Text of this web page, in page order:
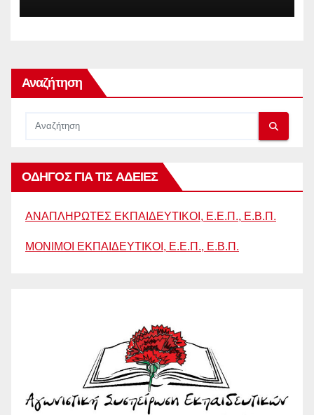
ΣΤΟ ΕΥΡΩΠΑΪΚΟ ΔΙΚΑΣΤΗΡΙΟ
Αναζήτηση
ΟΔΗΓΟΣ ΓΙΑ ΤΙΣ ΑΔΕΙΕΣ
ΑΝΑΠΛΗΡΩΤΕΣ ΕΚΠΑΙΔΕΥΤΙΚΟΙ, Ε.Ε.Π., Ε.Β.Π.
ΜΟΝΙΜΟΙ ΕΚΠΑΙΔΕΥΤΙΚΟΙ, Ε.Ε.Π., Ε.Β.Π.